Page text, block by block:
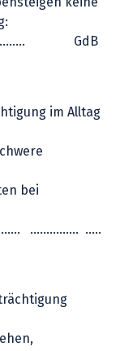
GdB
im Alltag
bei
…………… ..…